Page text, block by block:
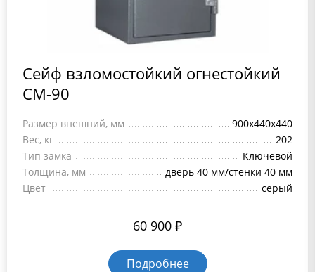
Сейф взломостойкий огнестойкий
СМ-90
Размер внешний, мм
900x440x440
Вес, кг
202
Тип замка
Ключевой
Толщина, мм
дверь 40 мм/стенки 40 мм
Цвет
серый
60 900 ₽
Подробнее